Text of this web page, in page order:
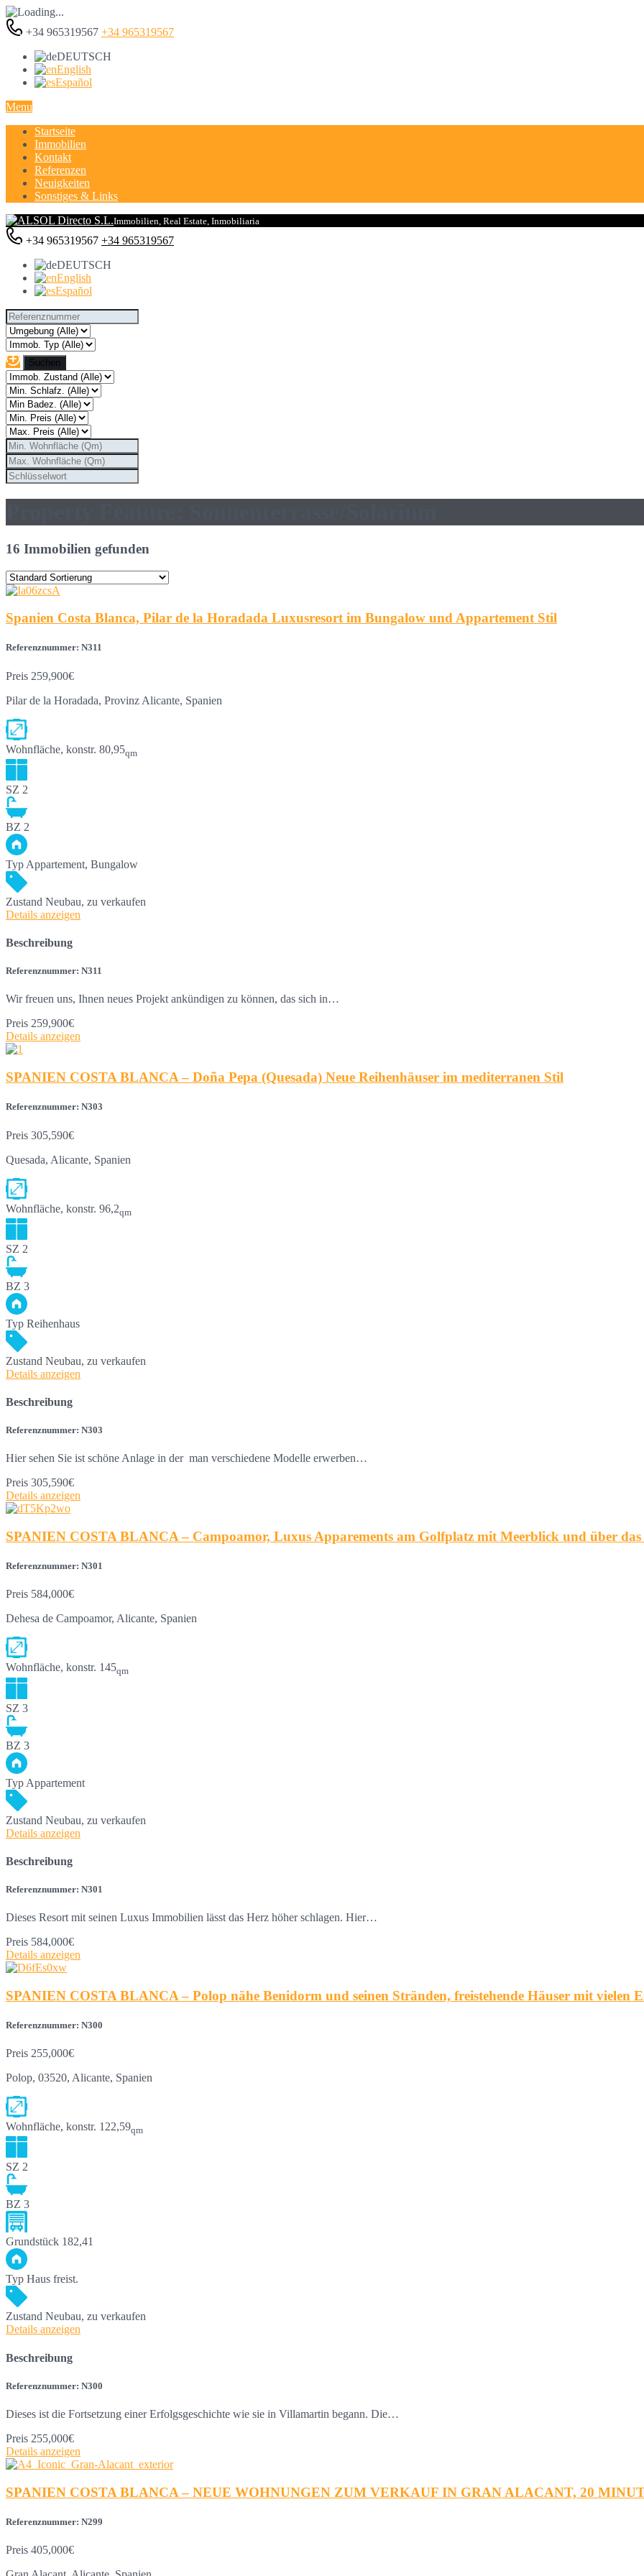
+34 965319567 +34 965319567
DEUTSCH
English
Español
Menu
Startseite
Immobilien
Kontakt
Referenzen
Neuigkeiten
Sonstiges & Links
Immobilien, Real Estate, Inmobiliaria
+34 965319567 +34 965319567
DEUTSCH
English
Español
16 Immobilien gefunden
Spanien Costa Blanca, Pilar de la Horadada Luxusresort im Bungalow und Appartement Stil
Referenznummer: N311
Preis 259,900€
Pilar de la Horadada, Provinz Alicante, Spanien
Wohnfläche, konstr. 80,95qm
SZ 2
BZ 2
Typ Appartement, Bungalow
Zustand Neubau, zu verkaufen
Details anzeigen
Beschreibung
Referenznummer: N311
Wir freuen uns, Ihnen neues Projekt ankündigen zu können, das sich in…
Preis 259,900€
Details anzeigen
SPANIEN COSTA BLANCA – Doña Pepa (Quesada) Neue Reihenhäuser im mediterranen Stil
Referenznummer: N303
Preis 305,590€
Quesada, Alicante, Spanien
Wohnfläche, konstr. 96,2qm
SZ 2
BZ 3
Typ Reihenhaus
Zustand Neubau, zu verkaufen
Details anzeigen
Beschreibung
Referenznummer: N303
Hier sehen Sie ist schöne Anlage in der man verschiedene Modelle erwerben…
Preis 305,590€
Details anzeigen
SPANIEN COSTA BLANCA – Campoamor, Luxus Apparements am Golfplatz mit Meerblick und über das
Referenznummer: N301
Preis 584,000€
Dehesa de Campoamor, Alicante, Spanien
Wohnfläche, konstr. 145qm
SZ 3
BZ 3
Typ Appartement
Zustand Neubau, zu verkaufen
Details anzeigen
Beschreibung
Referenznummer: N301
Dieses Resort mit seinen Luxus Immobilien lässt das Herz höher schlagen. Hier…
Preis 584,000€
Details anzeigen
SPANIEN COSTA BLANCA – Polop nähe Benidorm und seinen Stränden, freistehende Häuser mit vielen
Referenznummer: N300
Preis 255,000€
Polop, 03520, Alicante, Spanien
Wohnfläche, konstr. 122,59qm
SZ 2
BZ 3
Grundstück 182,41
Typ Haus freist.
Zustand Neubau, zu verkaufen
Details anzeigen
Beschreibung
Referenznummer: N300
Dieses ist die Fortsetzung einer Erfolgsgeschichte wie sie in Villamartin begann. Die…
Preis 255,000€
Details anzeigen
SPANIEN COSTA BLANCA – NEUE WOHNUNGEN ZUM VERKAUF IN GRAN ALACANT, 20
Referenznummer: N299
Preis 405,000€